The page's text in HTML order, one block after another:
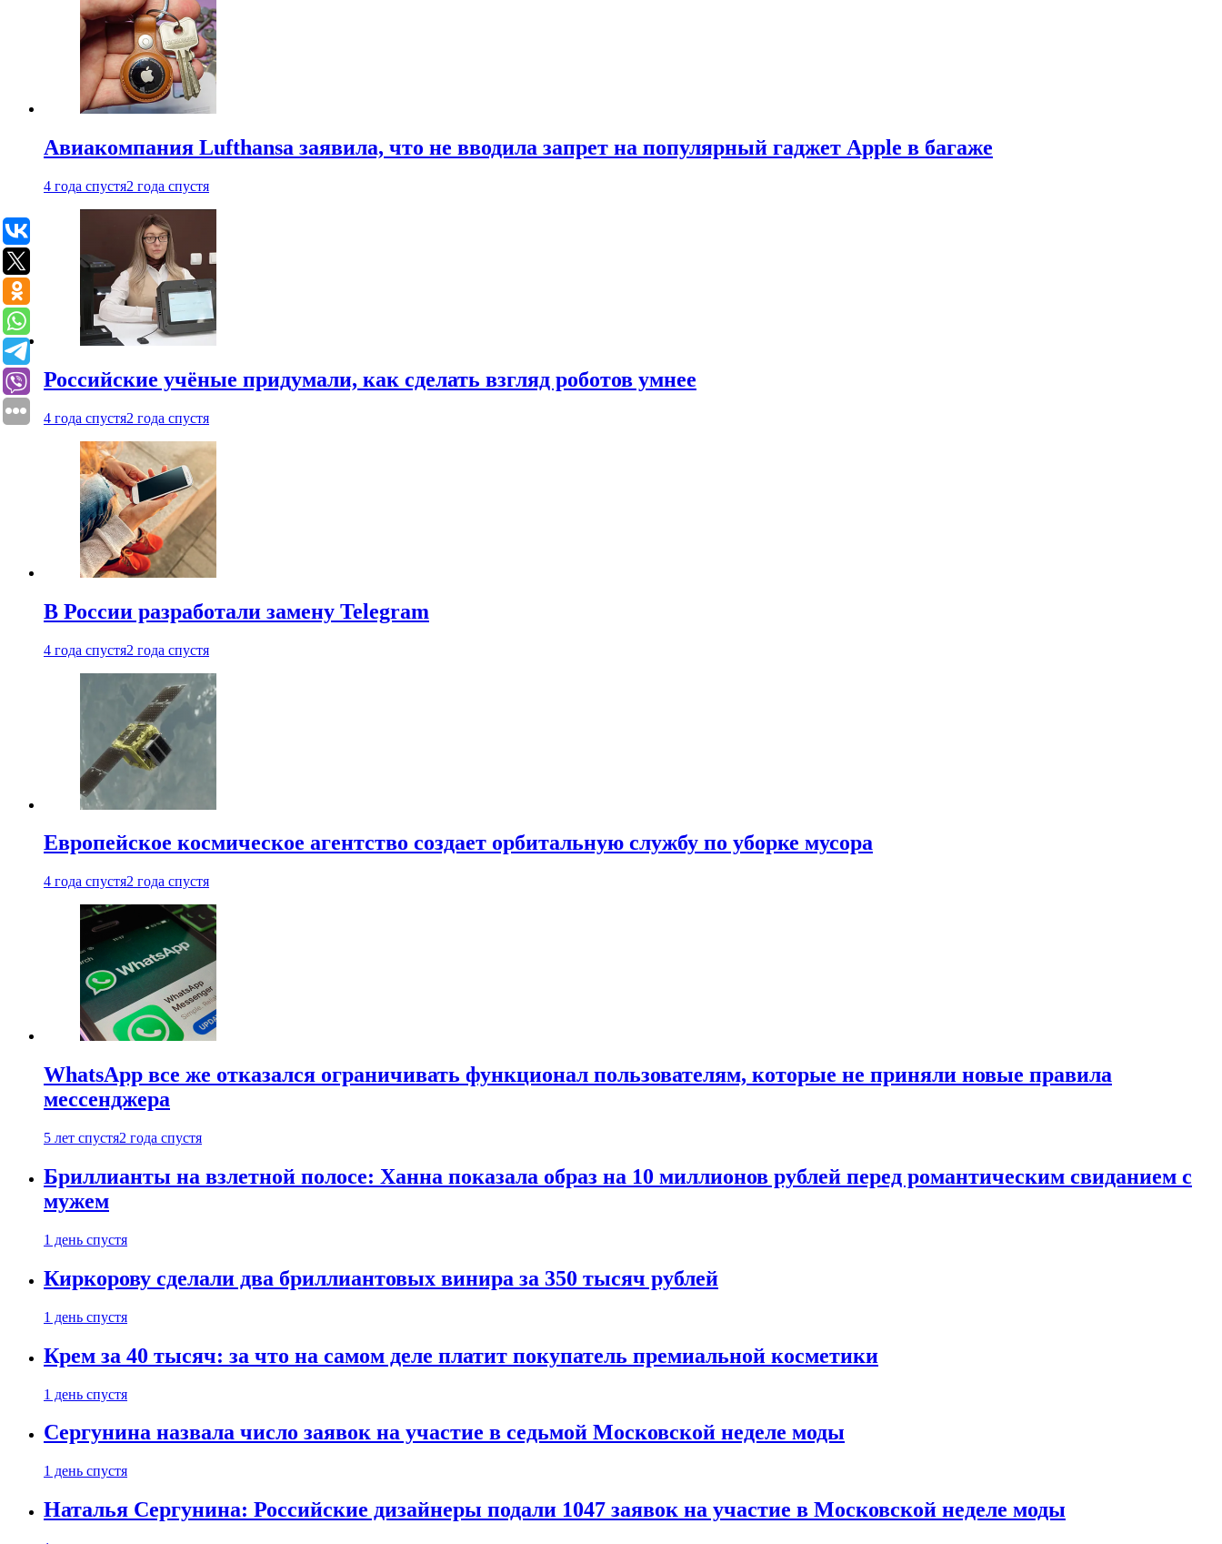
Авиакомпания Lufthansa заявила, что не вводила запрет на популярный гаджет Apple в багаже
4 года спустя2 года спустя
Российские учёные придумали, как сделать взгляд роботов умнее
4 года спустя2 года спустя
В России разработали замену Telegram
4 года спустя2 года спустя
Европейское космическое агентство создает орбитальную службу по уборке мусора
4 года спустя2 года спустя
WhatsApp все же отказался ограничивать функционал пользователям, которые не приняли новые правила
мессенджера
5 лет спустя2 года спустя
Бриллианты на взлетной полосе: Ханна показала образ на 10 миллионов рублей перед романтическим свиданием с
мужем
1 день спустя
Киркорову сделали два бриллиантовых винира за 350 тысяч рублей
1 день спустя
Крем за 40 тысяч: за что на самом деле платит покупатель премиальной косметики
1 день спустя
Сергунина назвала число заявок на участие в седьмой Московской неделе моды
1 день спустя
Наталья Сергунина: Российские дизайнеры подали 1047 заявок на участие в Московской неделе моды